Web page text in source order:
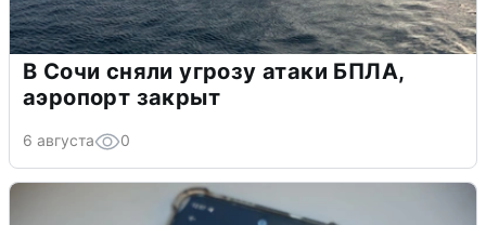
В Сочи сняли угрозу атаки БПЛА,
аэропорт закрыт
6 августа 0